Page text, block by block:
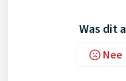
Was dit
Nee